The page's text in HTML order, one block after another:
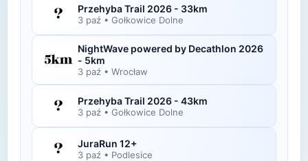
Przehyba Trail 2026 - 33km
3 paź • Gołkowice Dolne
NightWave powered by Decathlon 2026
- 5km
3 paź • Wrocław
Przehyba Trail 2026 - 43km
3 paź • Gołkowice Dolne
JuraRun 12+
3 paź • Podlesice